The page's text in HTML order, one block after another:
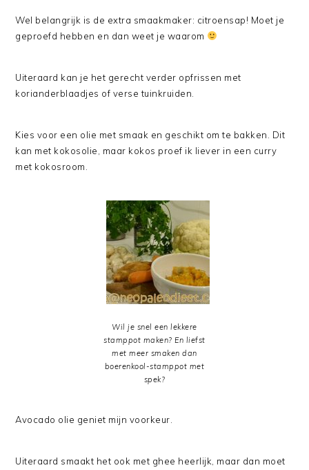
Wel belangrijk is de extra smaakmaker: citroensap! Moet je
geproefd hebben en dan weet je waarom
Uiteraard kan je het gerecht verder opfrissen met
korianderblaadjes of verse tuinkruiden.
Kies voor een olie met smaak en geschikt om te bakken. Dit
kan met kokosolie, maar kokos proef ik liever in een curry
met kokosroom.
Wil je snel een lekkere
stamppot maken? En liefst
met meer smaken dan
boerenkool-stamppot met
spek?
Avocado olie geniet mijn voorkeur.
Uiteraard smaakt het ook met ghee heerlijk, maar dan moet